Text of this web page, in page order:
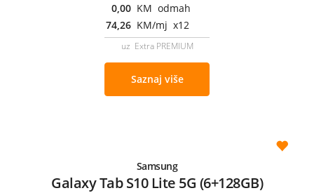
0,00 KM odmah
74,26 KM/mj x12
uz Extra PREMIUM
Saznaj više
Samsung
Galaxy Tab S10 Lite 5G (6+128GB)